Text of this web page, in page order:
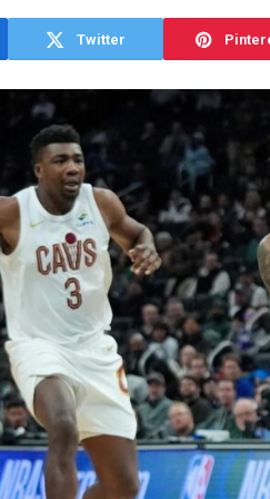
Twitter